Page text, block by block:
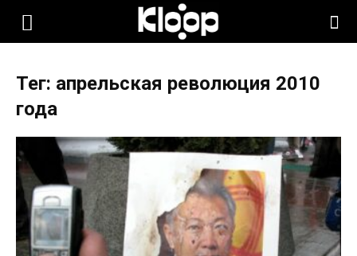
KLOOP.KG
Новости
Кыргызстана
Тег: апрельская революция 2010
года